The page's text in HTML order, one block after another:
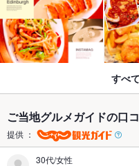
すべ
ご当地グルメガイドの口
提供 ：
30代/女性